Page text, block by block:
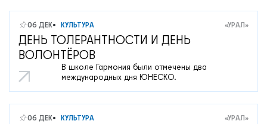
тему, которая в современном мире звучит
особенно актуально: The Power of Good («Сила
добра»).
06 ДЕК КУЛЬТУРА «УРАЛ»
ДЕНЬ ТОЛЕРАНТНОСТИ И ДЕНЬ
ВОЛОНТЁРОВ
В школе Гармония были отмечены два
международных дня ЮНЕСКО.
06 ДЕК КУЛЬТУРА «УРАЛ»